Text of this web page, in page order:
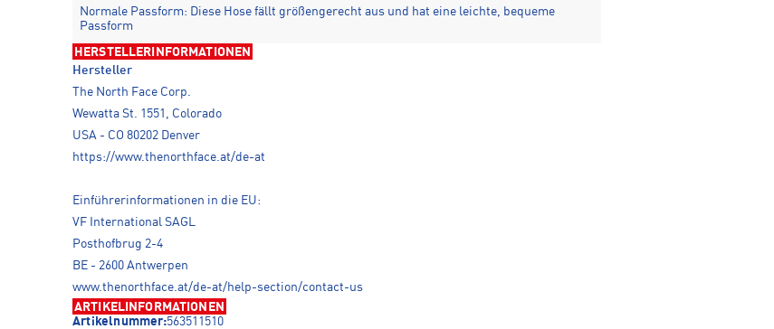
Normale Passform: Diese Hose fällt größengerecht aus und hat eine leichte, bequeme
Passform
HERSTELLERINFORMATIONEN
Hersteller
The North Face Corp.
Wewatta St. 1551, Colorado
USA - CO 80202 Denver
https://www.thenorthface.at/de-at
Einführerinformationen in die EU:
VF International SAGL
Posthofbrug 2-4
BE - 2600 Antwerpen
www.thenorthface.at/de-at/help-section/contact-us
ARTIKELINFORMATIONEN
Artikelnummer:563511510